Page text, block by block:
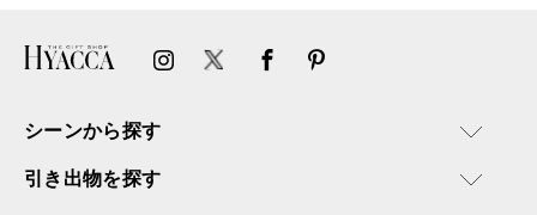
シーンから探す
引き出物を探す